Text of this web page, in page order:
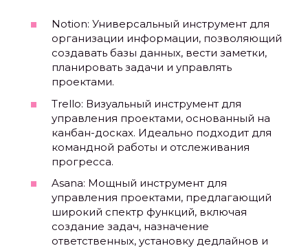
Notion: Универсальный инструмент для
организации информации, позволяющий
создавать базы данных, вести заметки,
планировать задачи и управлять
проектами.
Trello: Визуальный инструмент для
управления проектами, основанный на
канбан-досках. Идеально подходит для
командной работы и отслеживания
прогресса.
Asana: Мощный инструмент для
управления проектами, предлагающий
широкий спектр функций, включая
создание задач, назначение
ответственных, установку дедлайнов и